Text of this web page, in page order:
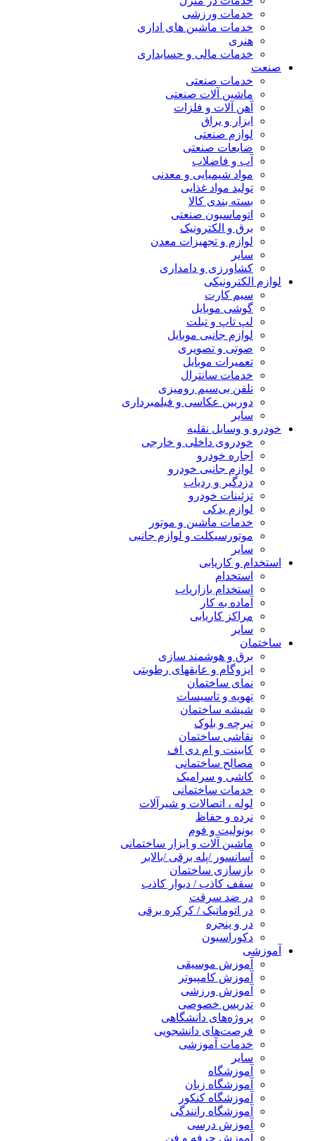
خدمات ورزشی
خدمات ماشین های اداری
هنری
خدمات مالی و حسابداری
صنعت
خدمات صنعتی
ماشین آلات صنعتی
آهن آلات و فلزات
ابزار و یراق
لوازم صنعتی
ضایعات صنعتی
آب و فاضلاب
مواد شیمیایی و معدنی
تولید مواد غذایی
بسته بندی کالا
اتوماسیون صنعتی
برق و الکترونیک
لوازم و تجهیزات معدن
سایر
کشاورزی و دامداری
لوازم الکترونیکی
سیم کارت
گوشی موبایل
لپ تاپ و تبلت
لوازم جانبی موبایل
صوتی و تصویری
تعمیرات موبایل
خدمات سانترال
تلفن بی‌سیم رومیزی
دوربین عکاسی و فیلمبرداری
سایر
خودرو و وسایل نقلیه
خودروی داخلی و خارجی
اجاره خودرو
لوازم جانبی خودرو
دزدگیر و ردیاب
تزئینات خودرو
لوازم یدکی
خدمات ماشین و موتور
موتورسیکلت و لوازم جانبی
سایر
استخدام و کاریابی
استخدام
استخدام بازاریاب
آماده به کار
مراکز کاریابی
سایر
ساختمان
برق و هوشمند سازی
ایزوگام و عایقهای رطوبتی
نمای ساختمان
تهویه و تاسیسات
شیشه ساختمان
تیرچه و بلوک
نقاشی ساختمان
کابینت و ام دی اف
مصالح ساختمانی
کاشی و سرامیک
خدمات ساختمانی
لوله ، اتصالات و شیرآلات
نرده و حفاظ
یونولیت و فوم
ماشین آلات و ابزار ساختمانی
آسانسور /پله برقی /بالابر
بازسازی ساختمان
سقف کاذب / دیوار کاذب
در ضد سرقت
در اتوماتیک / کرکره برقی
در و پنجره
دکوراسیون
آموزشی
آموزش موسیقی
آموزش کامپیوتر
آموزش ورزشی
تدریس خصوصی
پروژه‌های دانشگاهی
فرصت‌های دانشجویی
خدمات آموزشی
سایر
آموزشگاه
آموزشگاه زبان
آموزشگاه کنکور
آموزشگاه رانندگی
آموزش درسی
آموزش حرفه و فن